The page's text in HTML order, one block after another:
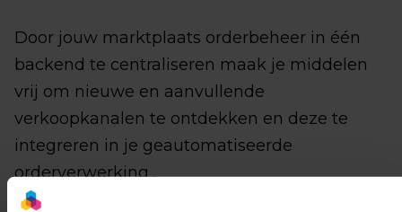
Door jouw marktplaats orderbeheer in één
backend te centraliseren maak je middelen
vrij om nieuwe en aanvullende
verkoopkanalen te ontdekken en deze te
integreren in je geautomatiseerde
orderverwerking .